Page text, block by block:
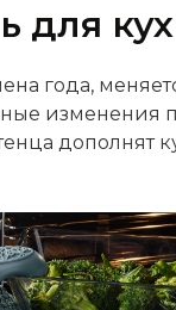
для
года,
изменения
дополнят